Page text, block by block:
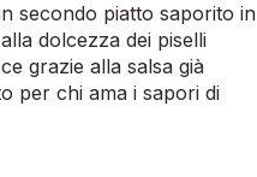
secondo piatto saporito in
dolcezza dei piselli
grazie alla salsa già
per chi ama i sapori di